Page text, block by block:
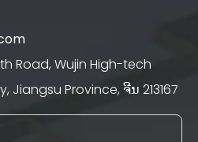
Road, Wujin High-tech
Jiangsu Province, ຈີນ 213167